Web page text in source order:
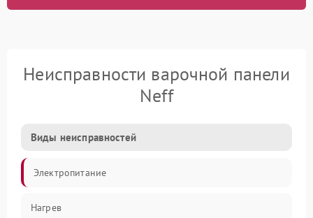
Неисправности варочной панели
Neff
Виды неисправностей
Электропитание
Нагрев